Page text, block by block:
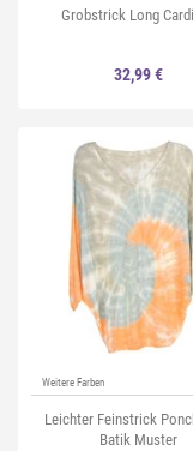
Grobstrick Long
32,99 €
Weitere Farben
Leichter Feinstrick
Batik Muster